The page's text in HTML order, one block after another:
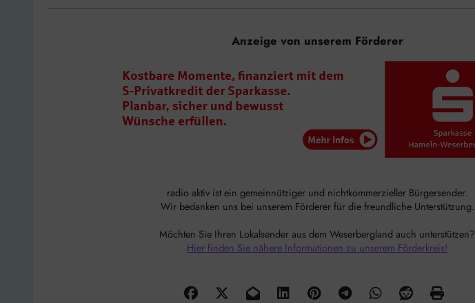
Anzeige von unserem Förderer
radio aktiv ist ein gemeinnütziger und nichtkommerzieller Bürgersender.
Wir bedanken uns bei unserem Förderer für die freundliche Unterstützung.
Möchten Sie Ihren Lokalsender aus dem Weserbergland auch unterstützen?
Hier finden Sie nähere Informationen zu unserem Förderkreis!